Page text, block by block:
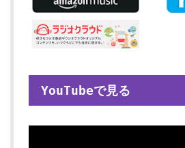
YouTubeで見る